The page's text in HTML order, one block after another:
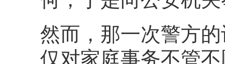
然而，那一次警方
仅对家庭事务不管